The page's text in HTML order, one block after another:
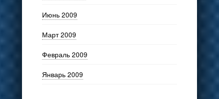
Июнь 2009
Март 2009
Февраль 2009
Январь 2009